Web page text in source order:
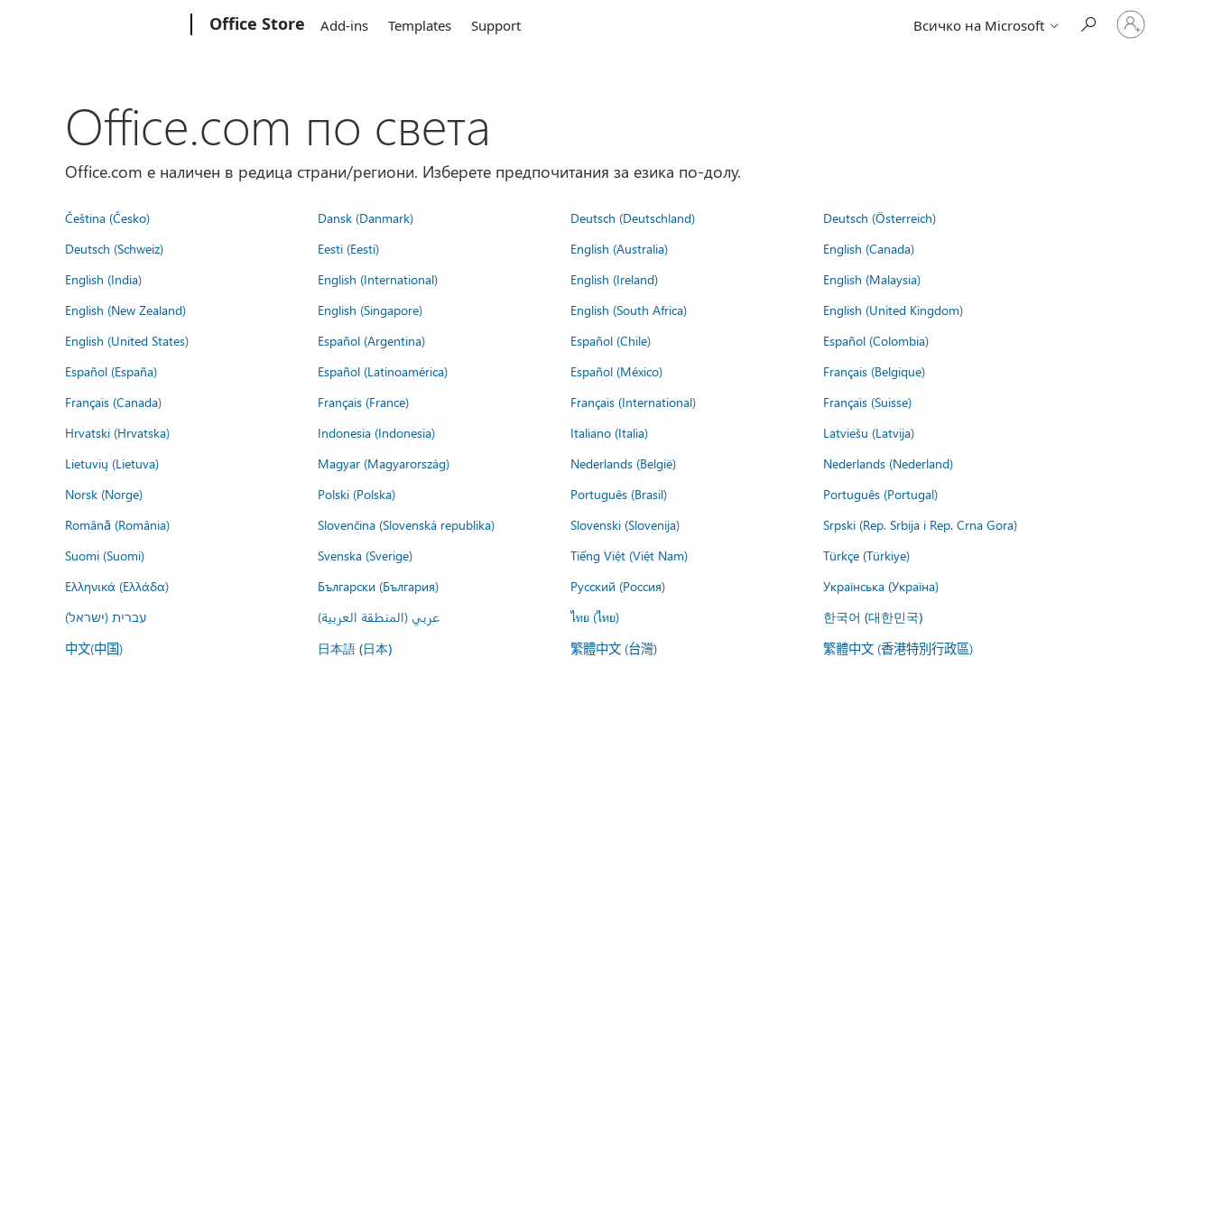
Office Store Add-ins Templates Support Всичко на Microsoft
Влезте
във
вашия
Office.com по света
Office.com е наличен в редица страни/региони. Изберете предпочитания за езика по-долу.
Čeština (Česko) Dansk (Danmark) Deutsch (Deutschland)
Deutsch (Österreich)
Deutsch (Schweiz)
Eesti (Eesti) English (Australia)
English (Canada)
English (India)
English (International) English (Ireland)
English (Malaysia)
English (New Zealand)
English (Singapore) English (South Africa)
English (United Kingdom)
English (United States)
Español (Argentina) Español (Chile)
Español (Colombia)
Español (España)
Español (Latinoamérica) Español (México)
Français (Belgique)
Français (Canada)
Français (France) Français (International)
Français (Suisse)
Hrvatski (Hrvatska)
Indonesia (Indonesia) Italiano (Italia)
Latviešu (Latvija)
Lietuvių (Lietuva)
Magyar (Magyarország) Nederlands (België)
Nederlands (Nederland)
Norsk (Norge)
Polski (Polska) Português (Brasil)
Português (Portugal)
Română (România)
Slovenčina (Slovenská republika) Slovenski (Slovenija)
Srpski (Rep. Srbija i Rep. Crna Gora)
Suomi (Suomi)
Svenska (Sverige) Tiếng Việt (Việt Nam)
Türkçe (Türkiye)
Ελληνικά (Ελλάδα)
Български (България) Русский (Россия)
Українська (Україна)
עברית (ישראל)
عربي (المنطقة العربية) ไทย (ไทย) 한국어 (대한민국)
中文(中国) 日本語 (日本) 繁體中文 (台灣) 繁體中文 (香港特別行政區)